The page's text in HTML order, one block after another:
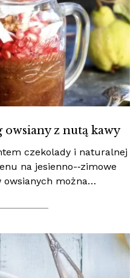
z nutą kawy
czekolady i naturalnej
na jesienno-‑zimowe
owsianych można…